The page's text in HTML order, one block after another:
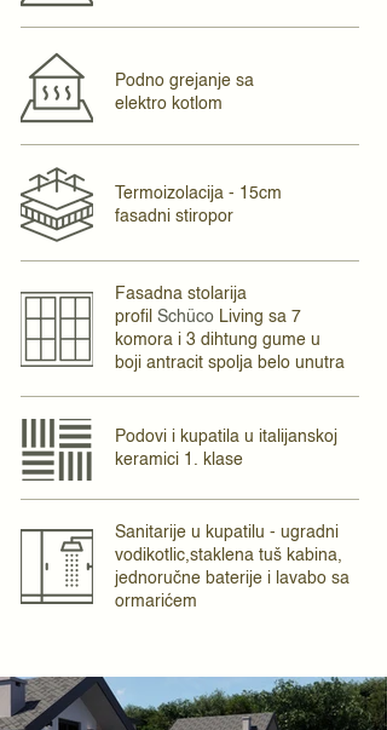
Podno grejanje sa
elektro kotlom
Termoizolacija - 15cm
fasadni stiropor
Fasadna stolarija
profil Schüco Living sa 7
komora i 3 dihtung gume u
boji antracit spolja belo unutra
Podovi i kupatila u italijanskoj
keramici 1. klase
Sanitarije u kupatilu - ugradni
vodikotlic,staklena tuš kabina,
jednoručne baterije i lavabo sa
ormarićem